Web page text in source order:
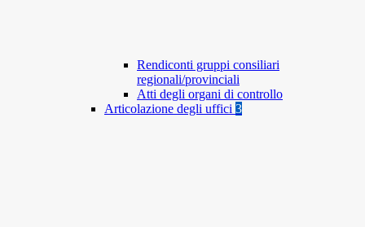
Rendiconti gruppi consiliari
regionali/provinciali
Atti degli organi di controllo
Articolazione degli uffici 3